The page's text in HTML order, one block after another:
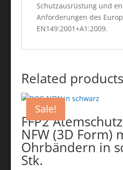
Schutzausrüstung und
Anforderungen des
EN149:2001+A1:2009.
Related products
Sale!
FFP2
NFW (3D Form)
Ohrbändern in
Stk.